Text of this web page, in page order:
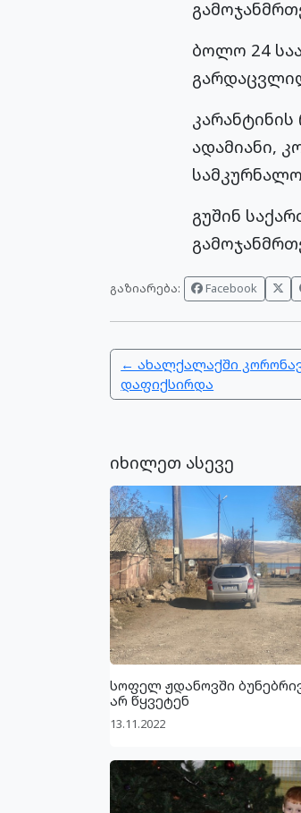
ბოლო 24
ადამიანი,
გუშინ
გაზიარება: Facebook
← ახალქალაქში
დაფიქსირდა
იხილეთ ასევე
სოფელ ჟდანოვში
არ წყვეტენ
13.11.2022